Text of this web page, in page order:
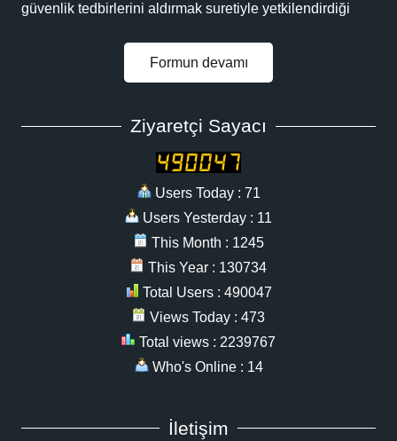
güvenlik tedbirlerini aldırmak suretiyle yetkilendirdiği
Formun devamı
Ziyaretçi Sayacı
Users Today : 71
Users Yesterday : 11
This Month : 1245
This Year : 130734
Total Users : 490047
Views Today : 473
Total views : 2239767
Who's Online : 14
İletişim